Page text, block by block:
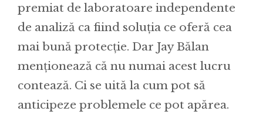
premiat de laboratoare independente
de analiză ca fiind soluția ce oferă cea
mai bună protecție. Dar Jay Bălan
menționează că nu numai acest lucru
contează. Ci se uită la cum pot să
anticipeze problemele ce pot apărea.